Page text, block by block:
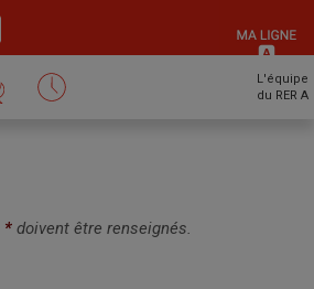
L'équipe
du RER A
* doivent être renseignés.